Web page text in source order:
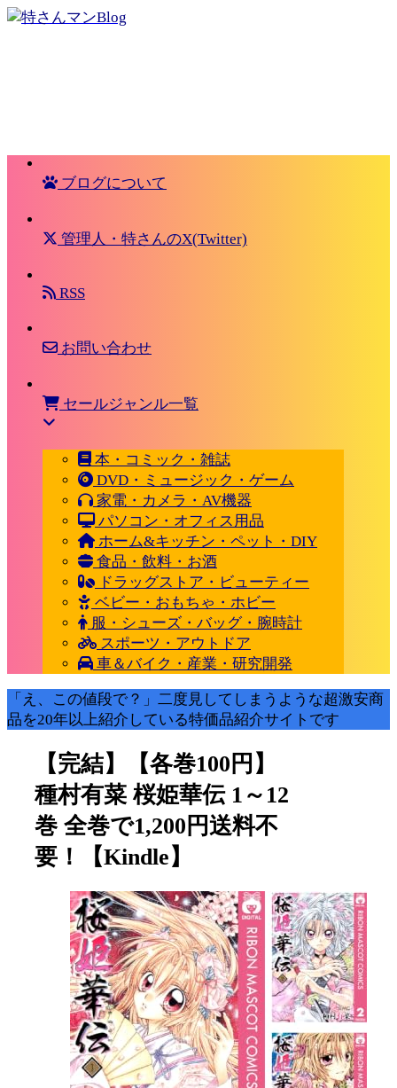
ブログについて
管理人・特さんのX(Twitter)
RSS
お問い合わせ
セールジャンル一覧
本・コミック・雑誌
DVD・ミュージック・ゲーム
家電・カメラ・AV機器
パソコン・オフィス用品
ホーム&キッチン・ペット・DIY
食品・飲料・お酒
ドラッグストア・ビューティー
ベビー・おもちゃ・ホビー
服・シューズ・バッグ・腕時計
スポーツ・アウトドア
車＆バイク・産業・研究開発
「え、この値段で？」二度見してしまうような超激安商
品を20年以上紹介している特価品紹介サイトです
【完結】【各巻100円】
種村有菜 桜姫華伝 1～12
巻 全巻で1,200円送料不
要！【Kindle】